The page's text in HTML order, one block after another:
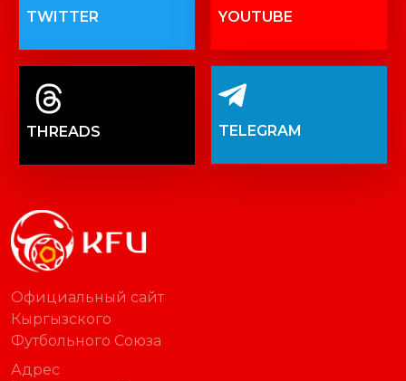
TWITTER YOUTUBE
THREADS TELEGRAM
Официальный сайт
Кыргызского
Футбольного Союза
Адрес